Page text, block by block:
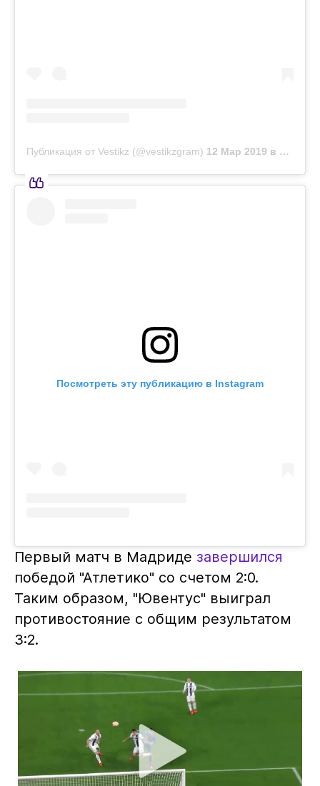
Публикация от Vestikz (@vestikzgram) 12 Мар 2019 в 4:58 PDT
Посмотреть эту публикацию в Instagram
Первый матч в Мадриде завершился
победой "Атлетико" со счетом 2:0.
Таким образом, "Ювентус" выиграл
противостояние с общим результатом
3:2.